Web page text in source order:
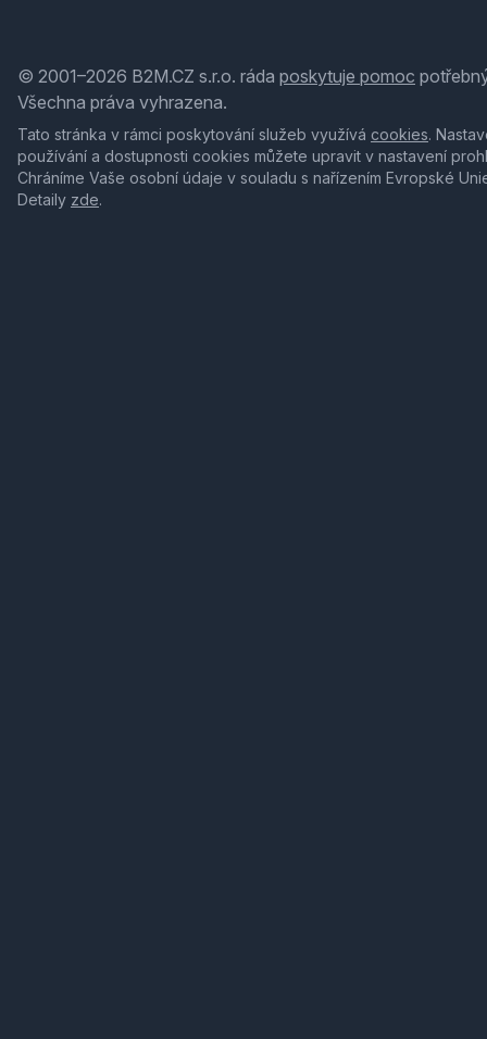
© 2001–2026 B2M.CZ s.r.o. ráda poskytuje pomoc
Všechna práva vyhrazena.
Tato stránka v rámci poskytování služeb využívá cookies.
používání a dostupnosti cookies můžete upravit v nastavení
Chráníme Vaše osobní údaje v souladu s nařízením Evropské
Detaily zde.